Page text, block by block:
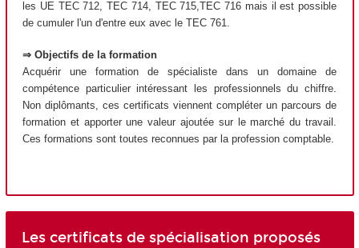
les UE TEC 712, TEC 714, TEC 715,TEC 716 mais il est possible
de cumuler l'un d'entre eux avec le TEC 761.
⇒ Objectifs de la formation
Acquérir une formation de spécialiste dans un domaine de
compétence particulier intéressant les professionnels du chiffre.
Non diplômants, ces certificats viennent compléter un parcours de
formation et apporter une valeur ajoutée sur le marché du travail.
Ces formations sont toutes reconnues par la profession comptable.
Les certificats de spécialisation proposés